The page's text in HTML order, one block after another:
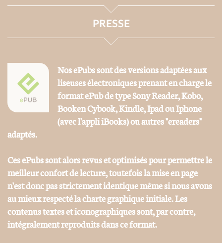
PRESSE
Nos ePubs sont des versions adaptées aux
liseuses électroniques prenant en charge le
format ePub de type Sony Reader, Kobo,
Booken Cybook, Kindle, Ipad ou Iphone
(avec l'appli iBooks) ou autres "ereaders"
adaptés.
Ces ePubs sont alors revus et optimisés pour permettre le
meilleur confort de lecture, toutefois la mise en page
n'est donc pas strictement identique même si nous avons
au mieux respecté la charte graphique initiale. Les
contenus textes et iconographiques sont, par contre,
intégralement reproduits dans ce format.